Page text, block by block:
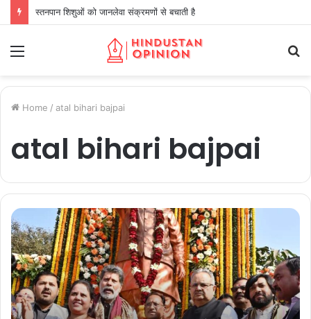
स्तनपान शिशुओं को जानलेवा संक्रमणों से बचाती है
Home / atal bihari bajpai
atal bihari bajpai